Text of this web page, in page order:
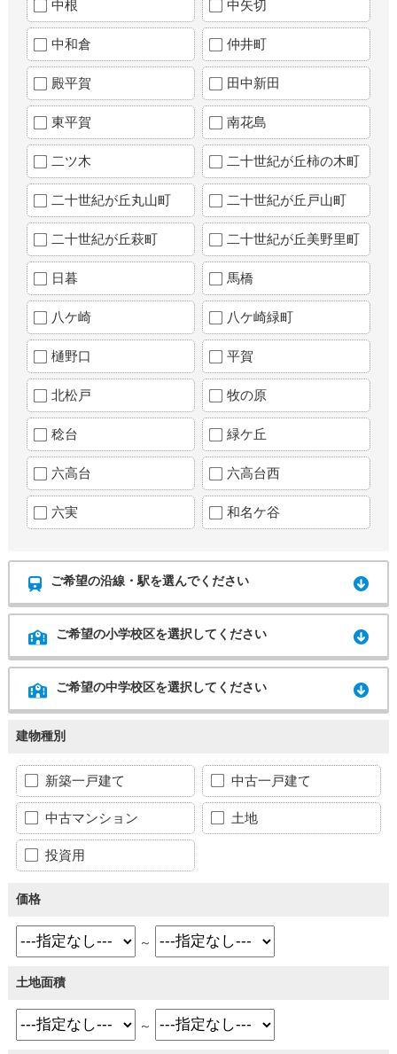
中根 中矢切
中和倉 仲井町
殿平賀 田中新田
東平賀 南花島
二ツ木 二十世紀が丘柿の木町
二十世紀が丘丸山町 二十世紀が丘戸山町
二十世紀が丘萩町 二十世紀が丘美野里町
日暮 馬橋
八ケ崎 八ケ崎緑町
樋野口 平賀
北松戸 牧の原
稔台 緑ケ丘
六高台 六高台西
六実 和名ケ谷
ご希望の沿線・駅を選んでください
ご希望の小学校区を選択してください
ご希望の中学校区を選択してください
建物種別
新築一戸建て 中古一戸建て
中古マンション 土地
投資用
価格
～
土地面積
～